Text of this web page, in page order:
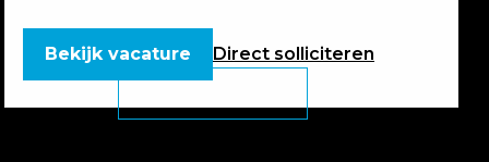
Direct solliciteren
Bekijk vacature